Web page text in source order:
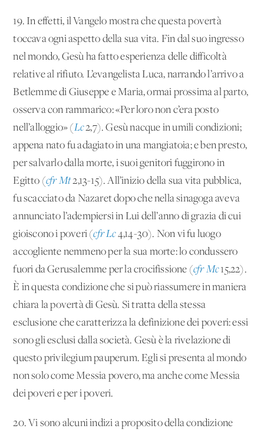
19. In effetti, il Vangelo mostra che questa povertà
toccava ogni aspetto della sua vita. Fin dal suo ingresso
nel mondo, Gesù ha fatto esperienza delle difficoltà
relative al rifiuto. L’evangelista Luca, narrando l’arrivo a
Betlemme di Giuseppe e Maria, ormai prossima al parto,
osserva con rammarico: «Per loro non c’era posto
nell’alloggio» (Lc2,7). Gesù nacque in umili condizioni;
appena nato fu adagiato in una mangiatoia; e ben presto,
per salvarlo dalla morte, i suoi genitori fuggirono in
Egitto (cfr Mt2,13-15). All’inizio della sua vita pubblica,
fu scacciato da Nazaret dopo che nella sinagoga aveva
annunciato l’adempiersi in Lui dell’anno di grazia di cui
gioiscono i poveri (cfr Lc4,14-30). Non vi fu luogo
accogliente nemmeno per la sua morte: lo condussero
fuori da Gerusalemme per la crocifissione (cfr Mc15,22).
È in questa condizione che si può riassumere in maniera
chiara la povertà di Gesù. Si tratta della stessa
esclusione che caratterizza la definizione dei poveri: essi
sono gli esclusi dalla società. Gesù è la rivelazione di
questo privilegium pauperum. Egli si presenta al mondo
non solo come Messia povero, ma anche come Messia
dei poveri e per i poveri.
20. Vi sono alcuni indizi a proposito della condizione